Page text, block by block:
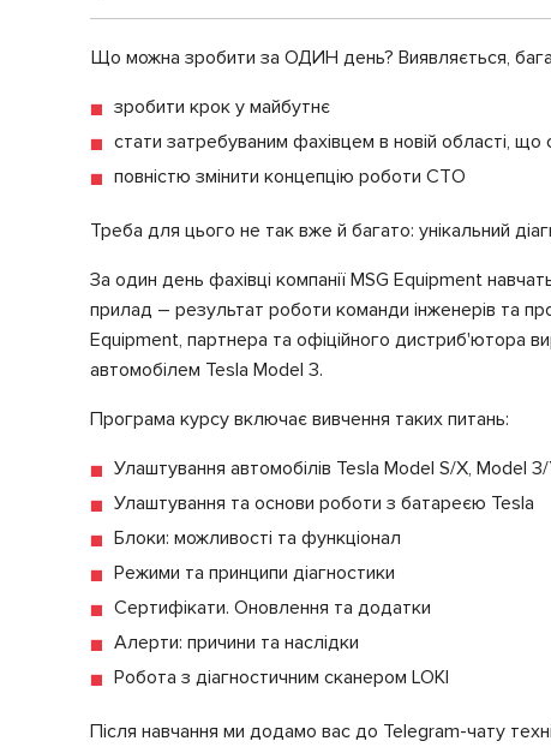
Що можна зробити за ОДИН день? Виявляється,
зробити крок у майбутнє
стати затребуваним фахівцем в новій області, що
повністю змінити концепцію роботи СТО
Треба для цього не так вже й багато: унікальний
За один день фахівці компанії MSG Equipment
прилад – результат роботи команди інженерів та
Equipment, партнера та офіційного дистриб'ютора
автомобілем Tesla Model 3.
Програма курсу включає вивчення таких питань:
Улаштування автомобілів Tesla Model S/X, Model
Улаштування та основи роботи з батареєю Tesla
Блоки: можливості та функціонал
Режими та принципи діагностики
Сертифікати. Оновлення та додатки
Алерти: причини та наслідки
Робота з діагностичним сканером LOKI
Після навчання ми додамо вас до Telegram-чату